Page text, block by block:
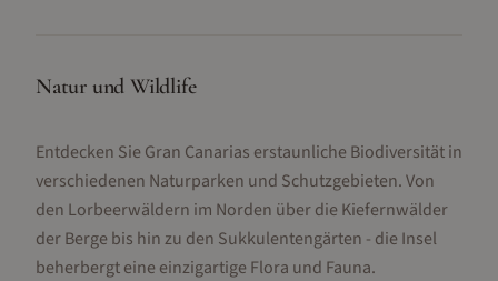
Natur und Wildlife
Entdecken Sie Gran Canarias erstaunliche Biodiversität in
verschiedenen Naturparken und Schutzgebieten. Von
den Lorbeerwäldern im Norden über die Kiefernwälder
der Berge bis hin zu den Sukkulentengärten - die Insel
beherbergt eine einzigartige Flora und Fauna.